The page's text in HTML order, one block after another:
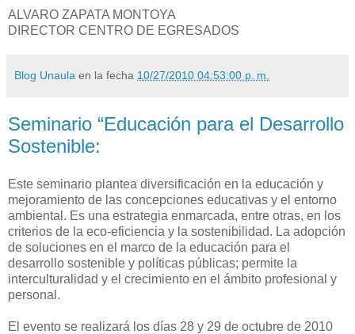
ALVARO ZAPATA MONTOYA
DIRECTOR CENTRO DE EGRESADOS
Blog Unaula en la fecha 10/27/2010 04:53:00 p. m.
Seminario “Educación para el Desarrollo
Sostenible:
Este seminario plantea diversificación en la educación y
mejoramiento de las concepciones educativas y el entorno
ambiental. Es una estrategia enmarcada, entre otras, en los
criterios de la eco-eficiencia y la sostenibilidad. La adopción
de soluciones en el marco de la educación para el
desarrollo sostenible y políticas públicas; permite la
interculturalidad y el crecimiento en el ámbito profesional y
personal.
El evento se realizará los días 28 y 29 de octubre de 2010